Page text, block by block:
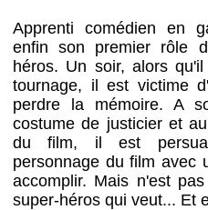
Apprenti comédien en
enfin son premier rôle
héros. Un soir, alors
tournage, il est victime
perdre la mémoire. A
costume de justicier et
du film, il est
personnage du film avec
accomplir. Mais n'est
super-héros qui veut... Et